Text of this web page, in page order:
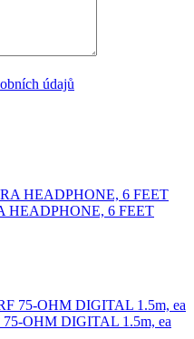
údajů
HEADPHONE, 6 FEET
75-OHM DIGITAL 1.5m, ea